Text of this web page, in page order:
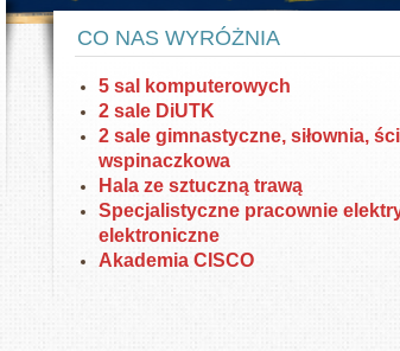
CO NAS WYRÓŻNIA
5 sal komputerowych
2 sale DiUTK
2 sale gimnastyczne, siłownia,
wspinaczkowa
Hala ze sztuczną trawą
Specjalistyczne pracownie
elektroniczne
Akademia CISCO